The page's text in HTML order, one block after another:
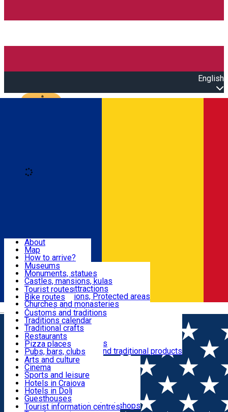
English
Română
Attractions
Routes
Customs, Traditions
Food & Drinks
Leisure & Fun
Accommodation
Useful
About
Map
How to arrive?
Recommendations
Tourist attractions
News
Museums
Monuments, statues
Castles, mansions, kulas
Architectural attractions
Natural attractions, Protected areas
Churches and monasteries
Archaeological sites
Parks and gardens
Tourist routes
Bike routes
Customs and traditions
Traditions calendar
Traditional crafts
Traditional cuisine
Wineries and vineyards
Local manufacturers and traditional products
Restaurants
Pizza places
Pubs, bars, clubs
Cafes and teahouses
Sweets and ice cream
Fast-food
Arts and culture
Cinema
Sports and leisure
Horse riding
Swimming pools
Zoo
Shopping, souvenirs, bookshops
Hotels in Craiova
Hotels in Dolj
Guesthouses
Villas
Tourist information centres